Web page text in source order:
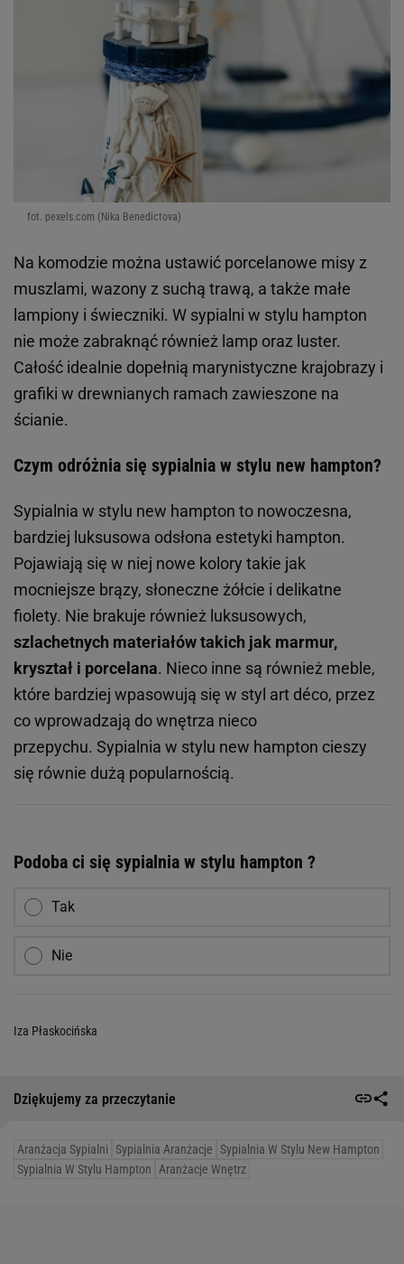
fot. pexels.com (Nika Benedictova)
Na komodzie można ustawić porcelanowe misy z
muszlami, wazony z suchą trawą, a także małe
lampiony i świeczniki. W sypialni w stylu hampton
nie może zabraknąć również lamp oraz luster.
Całość idealnie dopełnią marynistyczne krajobrazy i
grafiki w drewnianych ramach zawieszone na
ścianie.
Czym odróżnia się sypialnia w stylu new hampton?
Sypialnia w stylu new hampton to nowoczesna,
bardziej luksusowa odsłona estetyki hampton.
Pojawiają się w niej nowe kolory takie jak
mocniejsze brązy, słoneczne żółcie i delikatne
fiolety. Nie brakuje również luksusowych,
szlachetnych materiałów takich jak marmur,
kryształ i porcelana. Nieco inne są również meble,
które bardziej wpasowują się w styl art déco, przez
co wprowadzają do wnętrza nieco
przepychu. Sypialnia w stylu new hampton cieszy
się równie dużą popularnością.
Podoba ci się sypialnia w stylu hampton ?
Tak
Nie
Iza Płaskocińska
Dziękujemy za przeczytanie
Aranżacja Sypialni Sypialnia Aranżacje Sypialnia W Stylu New Hampton
Sypialnia W Stylu Hampton
Aranżacje Wnętrz